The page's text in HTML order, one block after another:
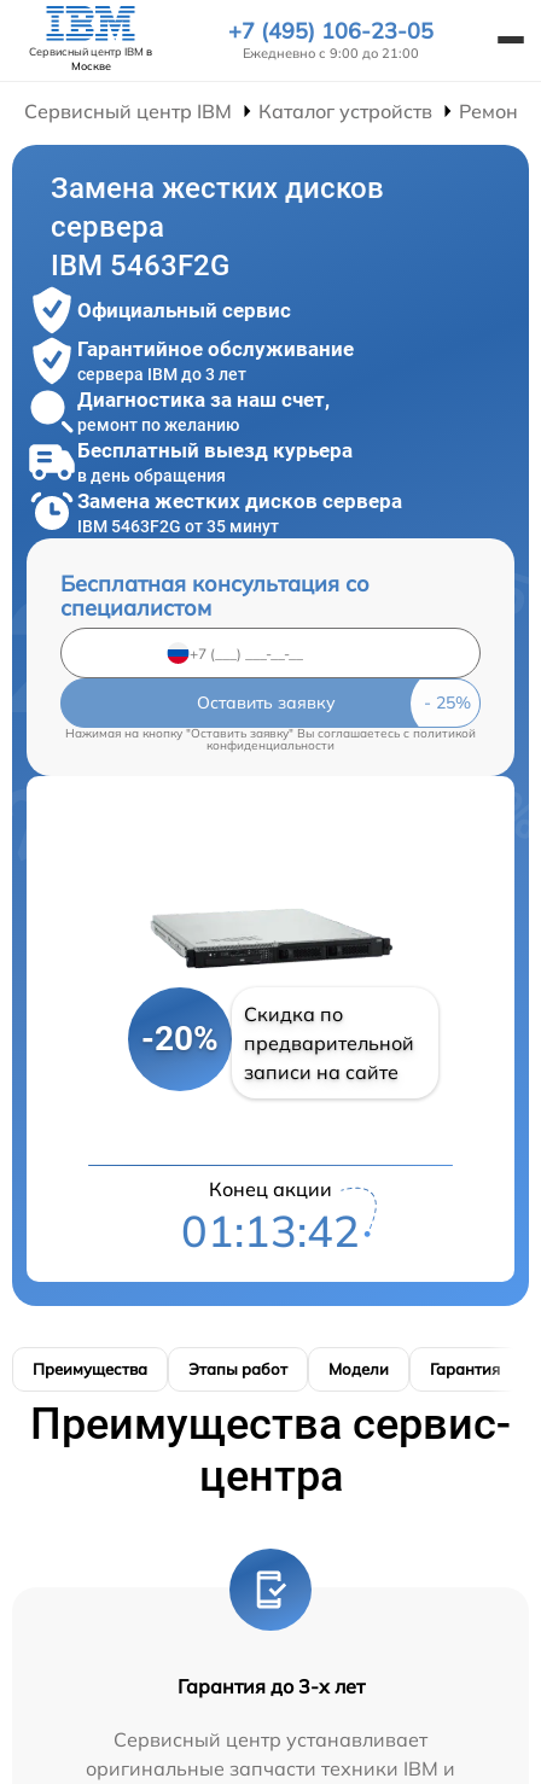
Сервисный центр IBM в
Москве
+7 (495) 106-23-05
Ежедневно с 9:00 до 21:00
Сервисный центр IBM Каталог устройств Ремонт
Замена жестких дисков
сервера
IBM 5463F2G
Официальный сервис
Гарантийное обслуживание
сервера IBM до 3 лет
Диагностика за наш счет,
ремонт по желанию
Бесплатный выезд курьера
в день обращения
Замена жестких дисков сервера
IBM 5463F2G от 35 минут
Бесплатная консультация со
специалистом
Оставить заявку
Нажимая на кнопку "Оставить заявку" Вы соглашаетесь c политикой
конфиденциальности
-20%
Скидка по
предварительной
записи на сайте
Конец акции
01:13:41
Преимущества Этапы работ Модели Гарантия
Преимущества сервис-
центра
Гарантия до 3-х лет
Сервисный центр устанавливает
оригинальные запчасти техники IBM и